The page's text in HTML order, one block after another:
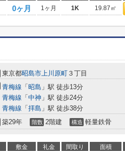
0ヶ月 1ヶ月 1K 19.87㎡
東京都昭島市上川原町 ３丁目
青梅線 「 昭島 」駅 徒歩13分
青梅線 「 中神 」駅 徒歩24分
青梅線 「 拝島 」駅 徒歩38分
築29年 階数 2階建 構造 軽量鉄骨
敷金 礼金 間取り 面積